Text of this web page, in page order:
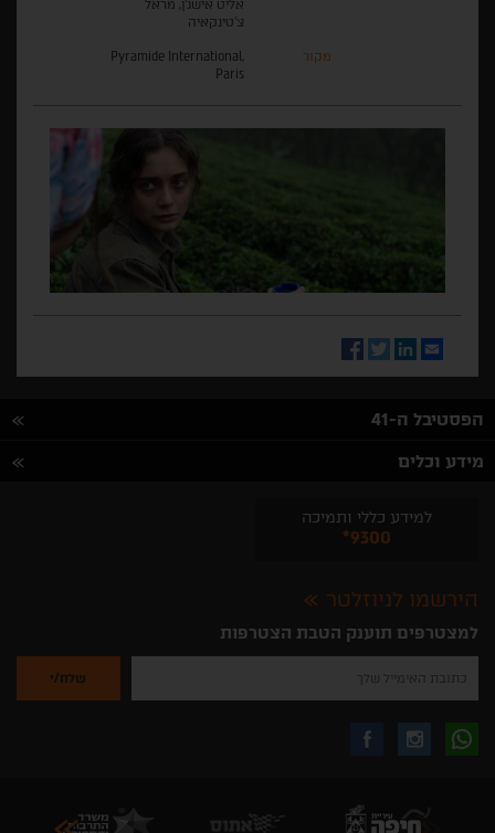
אליט אישג'ן, מראל
צ'טינקאיה
מקור
Pyramide International,
Paris
Email
LinkedIn
Twitter
Facebook
הפסטיבל ה-41
מידע וכלים
למידע כללי ותמיכה
*9300
הירשמו לניוזלטר
למצטרפים תוענק הטבת הצטרפות
להזין
שלך
להרשמה
לקבלת
באינסטגרם
עקבו
בפייסבוק